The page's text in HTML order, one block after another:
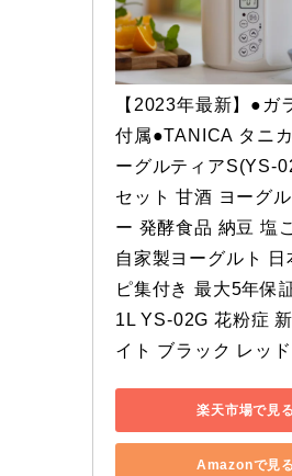
【2023年最新】●ガ
付属●TANICA タニ
ーグルティアS(YS-
セット 甘酒 ヨーグ
ー 発酵食品 納豆 塩
自家製ヨーグルト 日
ピ集付き 最大5年保
1L YS-02G 花粉症
イト ブラック レッド
楽天市場で見る
Amazonで見る